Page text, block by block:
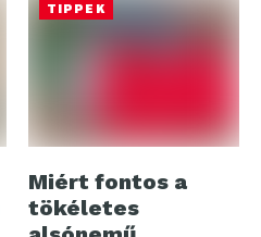
TIPPEK
Miért fontos a
tökéletes